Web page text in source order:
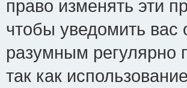
право изменять эти
чтобы уведомить
разумным регулярно
так как